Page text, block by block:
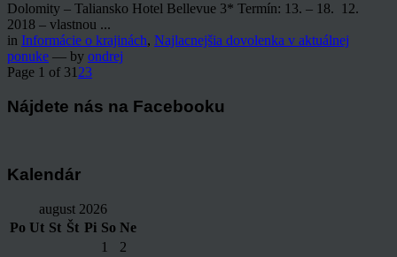
Dolomity – Taliansko Hotel Bellevue 3* Termín: 13. – 18. 12.
2018 – vlastnou ...
in Informácie o krajinách, Najlacnejšia dovolenka v aktuálnej
ponuke — by ondrej
Page 1 of 31 23
Nájdete nás na Facebooku
Kalendár
august 2026
Po Ut St Št Pi So Ne
1
2